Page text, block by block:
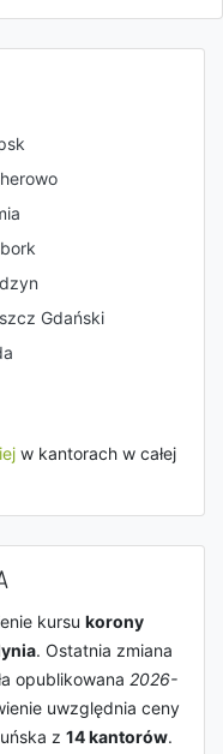
Gdański
w kantorach w całej
kursu korony
. Ostatnia zmiana
opublikowana 2026-
uwzględnia ceny
z 14 kantorów.